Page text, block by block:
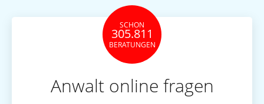
SCHON
305.811
BERATUNGEN
Anwalt online fragen